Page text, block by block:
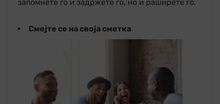
запомнете го и задржете го, но и раширете го.
Смејте се на своја сметка